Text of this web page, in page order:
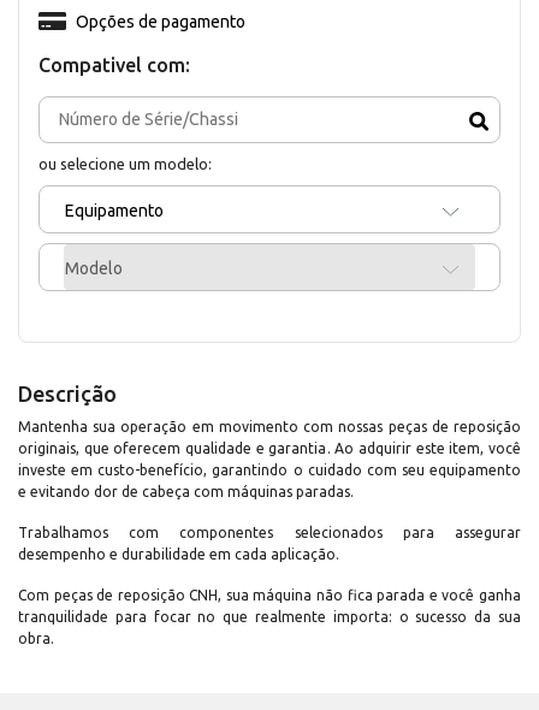
Compativel com:
ou selecione um modelo:
Equipamento
Modelo
Opções de pagamento
Descrição
Mantenha sua operação em movimento com nossas peças de reposição
originais, que oferecem qualidade e garantia. Ao adquirir este item, você
investe em custo-benefício, garantindo o cuidado com seu equipamento
e evitando dor de cabeça com máquinas paradas.
Trabalhamos com componentes selecionados para assegurar
desempenho e durabilidade em cada aplicação.
Com peças de reposição CNH, sua máquina não fica parada e você ganha
tranquilidade para focar no que realmente importa: o sucesso da sua
obra.